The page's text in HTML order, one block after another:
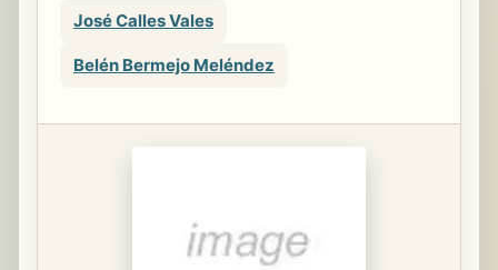
José Calles Vales
Belén Bermejo Meléndez